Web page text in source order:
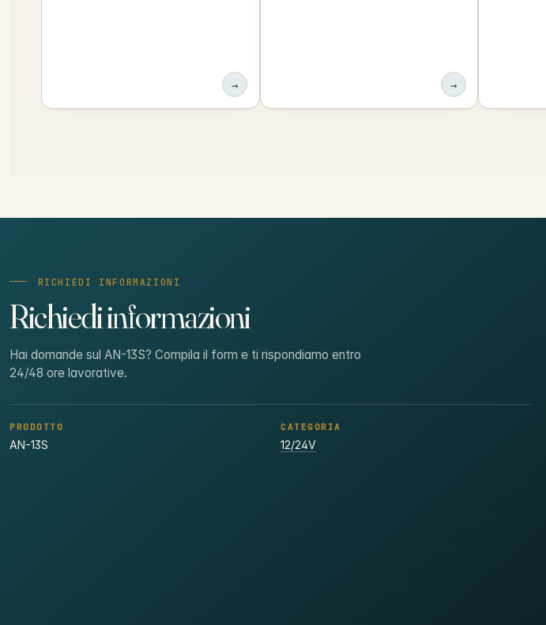
→ →
RICHIEDI INFORMAZIONI
Richiedi informazioni
Hai domande sul AN-13S? Compila il form e ti rispondiamo entro
24/48 ore lavorative.
PRODOTTO
AN-13S
CATEGORIA
12/24V